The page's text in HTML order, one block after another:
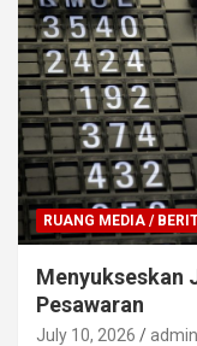
RUANG MEDIA /
Menyukseskan
Pesawaran
July 10, 2026 admin